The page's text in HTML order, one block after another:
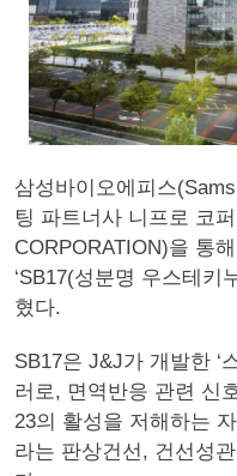
삼성바이오에피스
팅 파트너사 니프로 코
CORPORATION)을 통
‘SB17(성분명 우스테키
혔다.
SB17은 J&J가 개발한 ‘
러로, 면역반응 관련 신
23의 활성을 저해하는
라는 판상건선, 건선성